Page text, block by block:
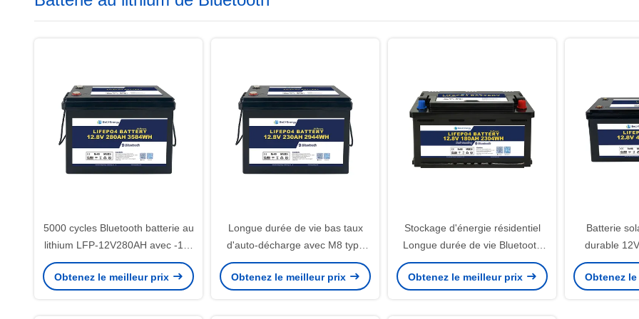
5000 cycles Bluetooth batterie au
lithium LFP-12V280AH avec -10-
45C température de stockage et
10V sous protection de tension
Obtenez le meilleur prix
Longue durée de vie bas taux
d'auto-décharge avec M8 type
terminal Lifepo4 Batterie
12V230Ah Pour des
Obtenez le meilleur prix
Stockage d'énergie résidentiel
Longue durée de vie Bluetooth
12V LiFePo4 Batterie avec une
capacité nominale de 180Ah et
Obtenez le meilleur prix
Batterie
durable
température
°C Auto-
Obtenez